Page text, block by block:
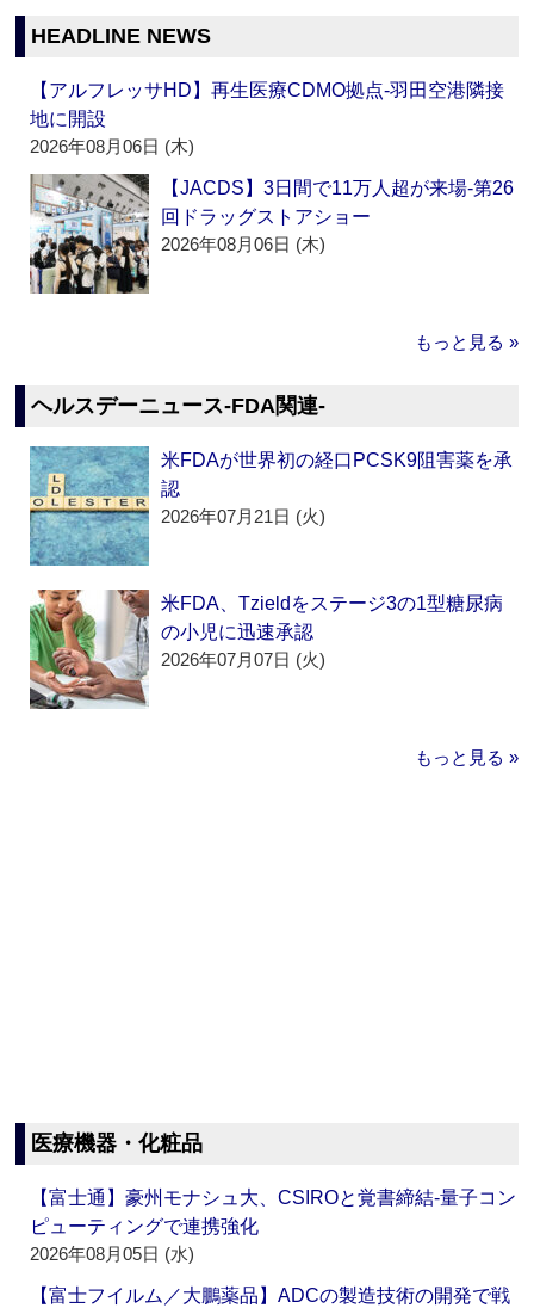
HEADLINE NEWS
【アルフレッサHD】再生医療CDMO拠点‐羽田空港隣接
地に開設
2026年08月06日 (木)
【JACDS】3日間で11万人超が来場‐第26
回ドラッグストアショー
2026年08月06日 (木)
もっと見る »
ヘルスデーニュース‐FDA関連‐
米FDAが世界初の経口PCSK9阻害薬を承
認
2026年07月21日 (火)
米FDA、Tzieldをステージ3の1型糖尿病
の小児に迅速承認
2026年07月07日 (火)
もっと見る »
医療機器・化粧品
【富士通】豪州モナシュ大、CSIROと覚書締結‐量子コン
ピューティングで連携強化
2026年08月05日 (水)
【富士フイルム／大鵬薬品】ADCの製造技術の開発で戦